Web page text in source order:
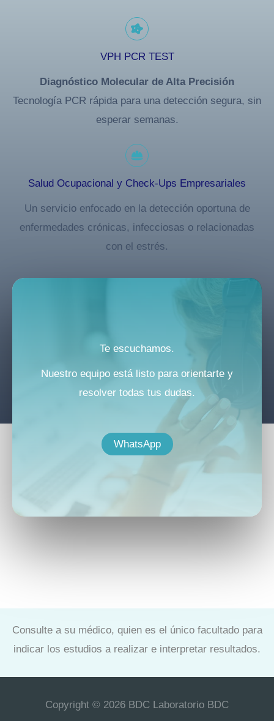
VPH PCR TEST
Diagnóstico Molecular de Alta Precisión
Tecnología PCR rápida para una detección segura, sin
esperar semanas.
Salud Ocupacional y Check-Ups Empresariales
Un servicio enfocado en la detección oportuna de
enfermedades crónicas, infecciosas o relacionadas
con el estrés.
Te escuchamos.
Nuestro equipo está listo para orientarte y
resolver todas tus dudas.
WhatsApp
Consulte a su médico, quien es el único facultado para
indicar los estudios a realizar e interpretar resultados.
Copyright © 2026 BDC Laboratorio BDC